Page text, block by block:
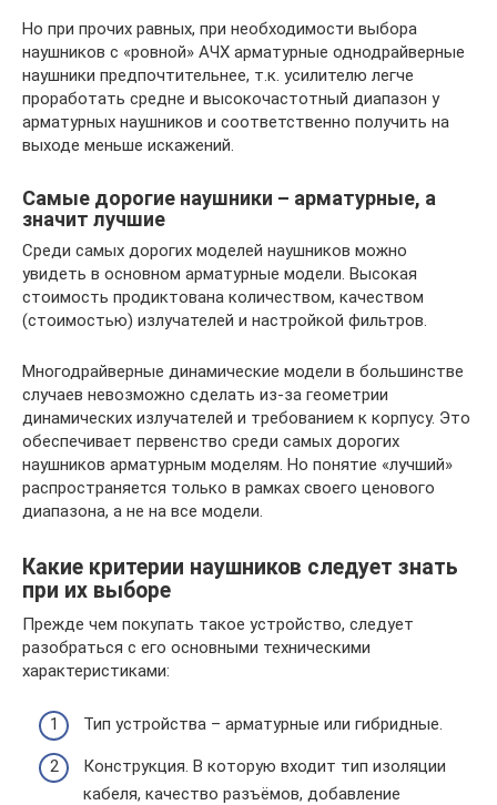
Но при прочих равных, при необходимости выбора
наушников с «ровной» АЧХ арматурные однодрайверные
наушники предпочтительнее, т.к. усилителю легче
проработать средне и высокочастотный диапазон у
арматурных наушников и соответственно получить на
выходе меньше искажений.
Самые дорогие наушники – арматурные, а
значит лучшие
Среди самых дорогих моделей наушников можно
увидеть в основном арматурные модели. Высокая
стоимость продиктована количеством, качеством
(стоимостью) излучателей и настройкой фильтров.
Многодрайверные динамические модели в большинстве
случаев невозможно сделать из-за геометрии
динамических излучателей и требованием к корпусу. Это
обеспечивает первенство среди самых дорогих
наушников арматурным моделям. Но понятие «лучший»
распространяется только в рамках своего ценового
диапазона, а не на все модели.
Какие критерии наушников следует знать
при их выборе
Прежде чем покупать такое устройство, следует
разобраться с его основными техническими
характеристиками:
Тип устройства – арматурные или гибридные.
Конструкция. В которую входит тип изоляции
кабеля, качество разъёмов, добавление